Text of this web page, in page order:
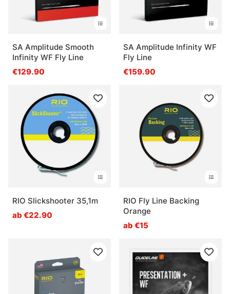
SA Amplitude Smooth
Infinity WF Fly Line
€129.90
SA Amplitude Infinity WF
Fly Line
€159.90
RIO Slickshooter 35,1m
ab €22.90
RIO Fly Line Backing
Orange
ab €15